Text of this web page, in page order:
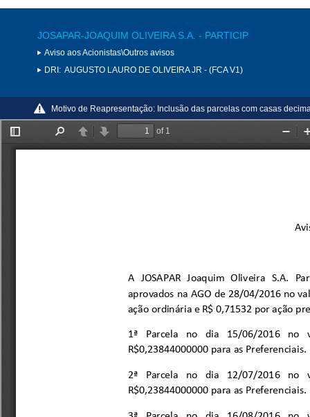
JOSAPAR-JOAQUIM OLIVEIRA S.A. - PARTICIP
Aviso aos Acionistas\Outros avisos
DRI: AUGUSTO LAURO DE OLIVEIRA JR - (FCA V1)
Motivo de Reapresentação: Inclusão das parcelas com casas